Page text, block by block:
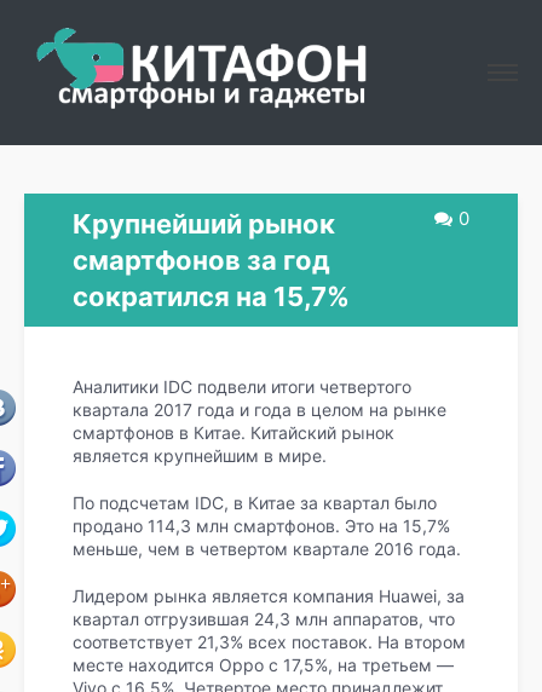
0
Крупнейший рынок
смартфонов за год
сократился на 15,7%
Аналитики IDC подвели итоги четвертого
квартала 2017 года и года в целом на рынке
смартфонов в Китае. Китайский рынок
является крупнейшим в мире.
По подсчетам IDC, в Китае за квартал было
продано 114,3 млн смартфонов. Это на 15,7%
меньше, чем в четвертом квартале 2016 года.
Лидером рынка является компания Huawei, за
квартал отгрузившая 24,3 млн аппаратов, что
соответствует 21,3% всех поставок. На втором
месте находится Oppo с 17,5%, на третьем —
Vivo с 16,5%. Четвертое место принадлежит